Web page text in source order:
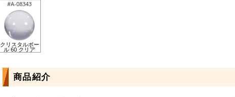
#A-08343
クリスタルボー
ル 60 クリア
商品紹介